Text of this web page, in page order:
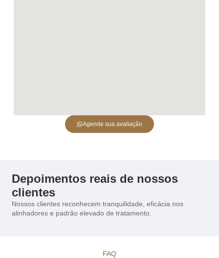
Agende sua avaliação
Depoimentos reais de nossos
clientes
Nossos clientes reconhecem tranquilidade, eficácia nos
alinhadores e padrão elevado de tratamento.
FAQ